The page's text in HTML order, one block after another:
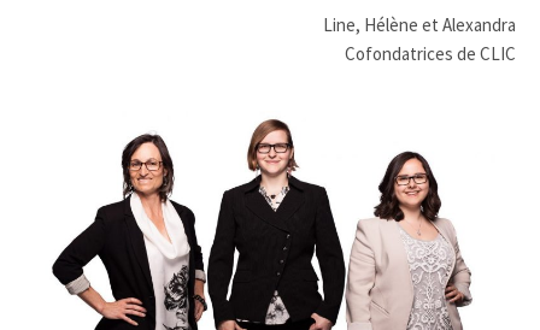
Line, Hélène et Alexandra
Cofondatrices de CLIC